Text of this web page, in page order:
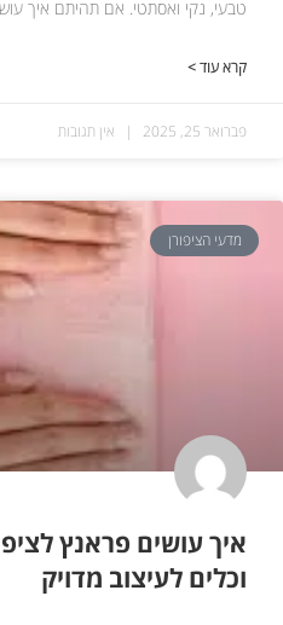
טבעי, נקי ואסתטי. אם תהיתם איך
קרא עוד >
פברואר 25, 2025 אין תגובות
מדעי הציפורן
איך עושים פראנץ
וכלים לעיצוב מדויק